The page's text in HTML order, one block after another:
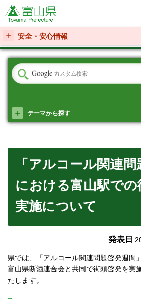
富山県
安全・安心情報
テーマから探す
「アルコール関連問
における富山駅での
実施について
発表日
県では、「アルコール関連問題啓発週間
富山県断酒連合会と共同で街頭啓発を実
たします。